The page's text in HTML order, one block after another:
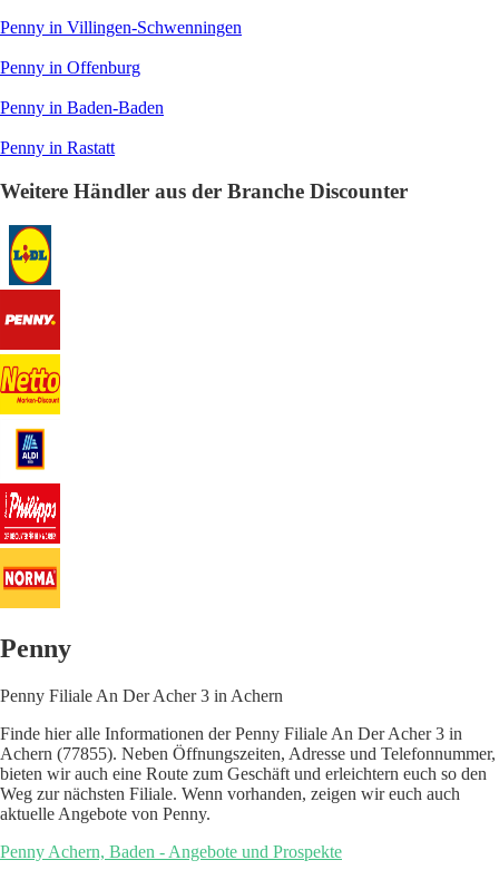
Penny in Villingen-Schwenningen
Penny in Offenburg
Penny in Baden-Baden
Penny in Rastatt
Weitere Händler aus der Branche Discounter
Penny
Penny Filiale An Der Acher 3 in Achern
Finde hier alle Informationen der Penny Filiale An Der Acher 3 in
Achern (77855). Neben Öffnungszeiten, Adresse und Telefonnummer,
bieten wir auch eine Route zum Geschäft und erleichtern euch so den
Weg zur nächsten Filiale. Wenn vorhanden, zeigen wir euch auch
aktuelle Angebote von Penny.
Penny Achern, Baden - Angebote und Prospekte